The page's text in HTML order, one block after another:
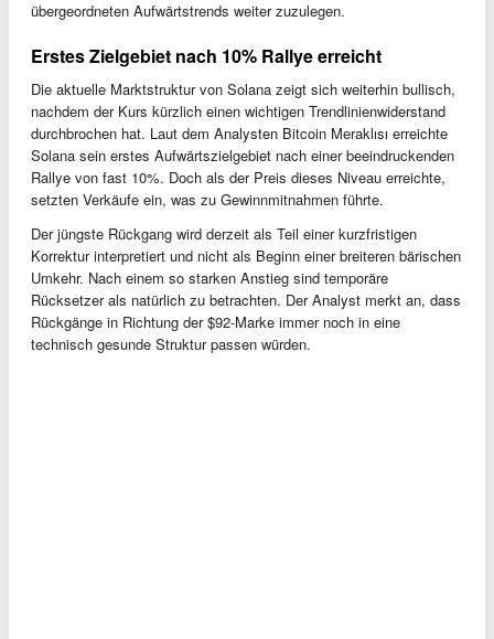
übergeordneten Aufwärtstrends weiter zuzulegen.
Erstes Zielgebiet nach 10% Rallye erreicht
Die aktuelle Marktstruktur von Solana zeigt sich weiterhin bullisch,
nachdem der Kurs kürzlich einen wichtigen Trendlinienwiderstand
durchbrochen hat. Laut dem Analysten Bitcoin Meraklısı erreichte
Solana sein erstes Aufwärtszielgebiet nach einer beeindruckenden
Rallye von fast 10%. Doch als der Preis dieses Niveau erreichte,
setzten Verkäufe ein, was zu Gewinnmitnahmen führte.
Der jüngste Rückgang wird derzeit als Teil einer kurzfristigen
Korrektur interpretiert und nicht als Beginn einer breiteren bärischen
Umkehr. Nach einem so starken Anstieg sind temporäre
Rücksetzer als natürlich zu betrachten. Der Analyst merkt an, dass
Rückgänge in Richtung der $92-Marke immer noch in eine
technisch gesunde Struktur passen würden.